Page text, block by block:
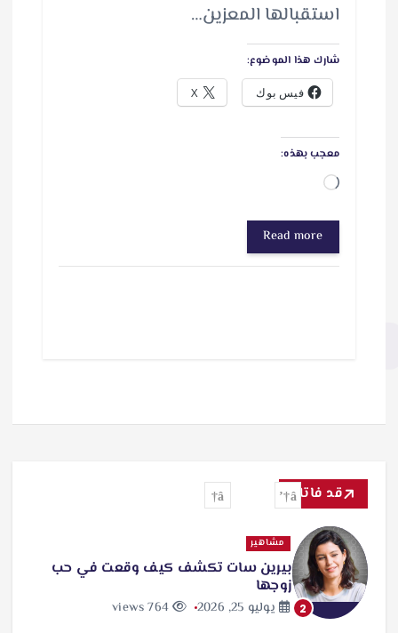
استقبالها المعزين…
شارك هذا الموضوع:
فيس بوك X
معجب بهذه:
ج
ا
ر
ي
م
ل
…
Read more
قد فاتك
2
مشاهير
بيرين سات تكشف كيف وقعت في حب
زوجها
يوليو 25, 2026 764 views